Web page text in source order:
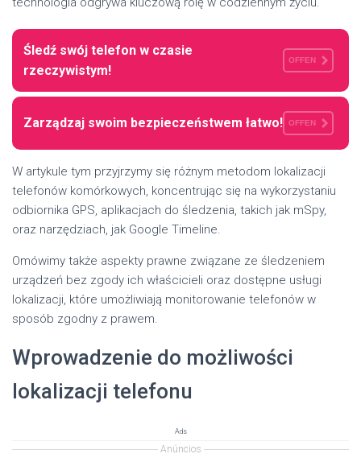
Śledź swój telefon w czasie
rzeczywistym!
OFFEN
Zarządzaj swoim bezpieczeństwem łatwo! OFFEN
W artykule tym przyjrzymy się różnym metodom lokalizacji
telefonów komórkowych, koncentrując się na wykorzystaniu
odbiornika GPS, aplikacjach do śledzenia, takich jak mSpy,
oraz narzędziach, jak Google Timeline.
Omówimy także aspekty prawne związane ze śledzeniem
urządzeń bez zgody ich właścicieli oraz dostępne usługi
lokalizacji, które umożliwiają monitorowanie telefonów w
sposób zgodny z prawem.
Wprowadzenie do możliwości
lokalizacji telefonu
Ads
Anúncios